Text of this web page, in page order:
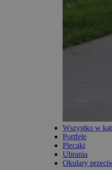
Wszystko w
Portfele
Plecaki
Ubrania
Okulary